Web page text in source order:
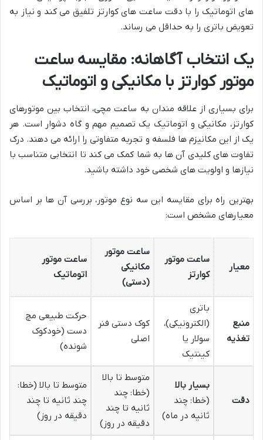
های اتوماتیک را با دقت ساعت های کوارتز تلفیق می کند و نیاز به
تعویض باتری را به حداقل می رساند.
یک انتخاب آگاهانه: مقایسه ساعت
موتور کوارتز با مکانیکی و اتوماتیک
برای بسیاری از علاقه مندان به ساعت مچی، انتخاب بین موتورهای
کوارتز، مکانیکی و اتوماتیک یک تصمیم مهم و گاه دشوار است. هر
یک از این مکانیزم ها فلسفه و تجربه متفاوتی را ارائه می دهند. درک
تفاوت های کلیدی آن ها به شما کمک می کند تا انتخابی متناسب با
نیازها و اولویت های شخصی خود داشته باشید.
بهترین راه برای مقایسه این سه نوع موتور، بررسی آن ها بر اساس
معیارهای مشخص است:
معیار
ساعت موتور
کوارتز
ساعت موتور
مکانیکی
(دستی)
ساعت موتور
اتوماتیک
منبع
تغذیه
باتری
(الکترونیکی)،
سولار یا
کینتیک
کوک دستی فنر
اصلی
حرکت طبیعی مچ
دست (خودکوک
شونده)
دقت
بسیار بالا
(خطا: چند
ثانیه در ماه)
متوسط تا بالا
(خطا: چند
ثانیه تا چند
دقیقه در روز)
متوسط تا بالا (خطا:
چند ثانیه تا چند
دقیقه در روز)